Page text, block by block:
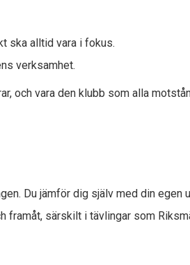
ska alltid vara i fokus.
verksamhet.
och vara den klubb som alla
Du jämför dig själv med din egen
framåt, särskilt i tävlingar som